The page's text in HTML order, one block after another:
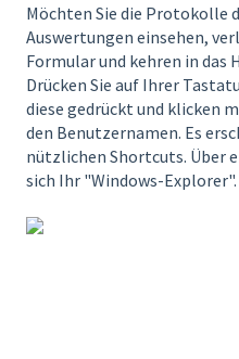
Möchten Sie die Protokolle
Auswertungen einsehen,
Formular und kehren in das
Drücken Sie auf Ihrer
diese gedrückt und klicken
den Benutzernamen. Es
nützlichen Shortcuts. Über
sich Ihr "Windows-Explorer".